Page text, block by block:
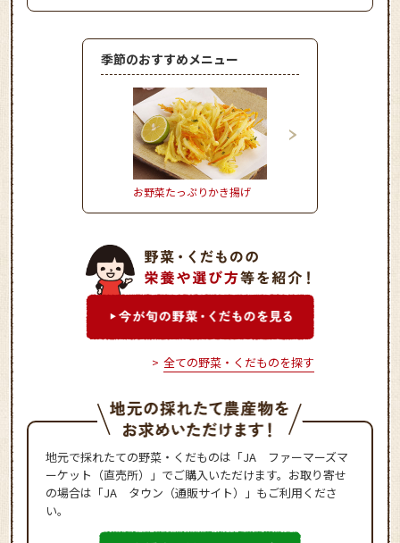
季節のおすすめメニュー
お野菜たっぷりかき揚げ
かぼちゃのとろーりク
ムコロッケ
全ての野菜・くだものを探す
地元で採れたての野菜・くだものは「JA ファーマーズマ
ーケット（直売所）」でご購入いただけます。お取り寄せ
の場合は「JA タウン（通販サイト）」もご利用くださ
い。